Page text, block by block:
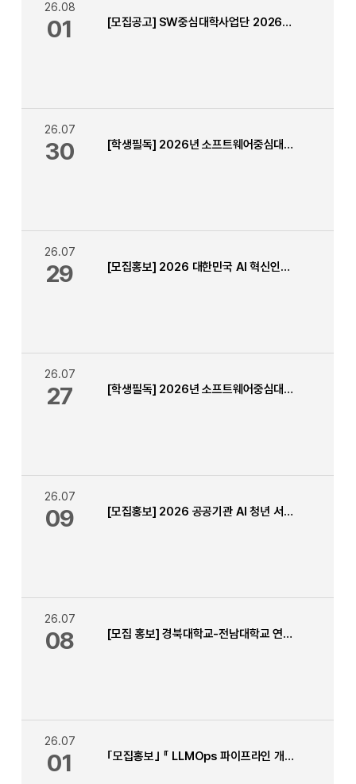
26.08
01 [모집공고] SW중심대학사업단 2026년 2학기 인턴십(현장실습) 학생 모집
26.07
30 [학생필독] 2026년 소프트웨어중심대학사업 1차 (상반기) 소중마일리지 신청 안내 (~8.7.까지) 수정 (인정 자격증 추가)
26.07
29 [모집홍보] 2026 대한민국 AI 혁신인재 커넥트
26.07
27 [학생필독] 2026년 소프트웨어중심대학사업 1차 (상반기) 소중마일리지 신청 안내 (~8.7.까지)
26.07
09 [모집홍보] 2026 공공기관 AI 청년 서포터즈 모집
26.07
08 [모집 홍보] 경북대학교-전남대학교 연합 Physical AI 자율주행 캠프
26.07
01 ｢모집홍보｣ 『 LLMOps 파이프라인 개발 』 교육 2026학년 2학기 자유학기(자유교과목) 신청 안내